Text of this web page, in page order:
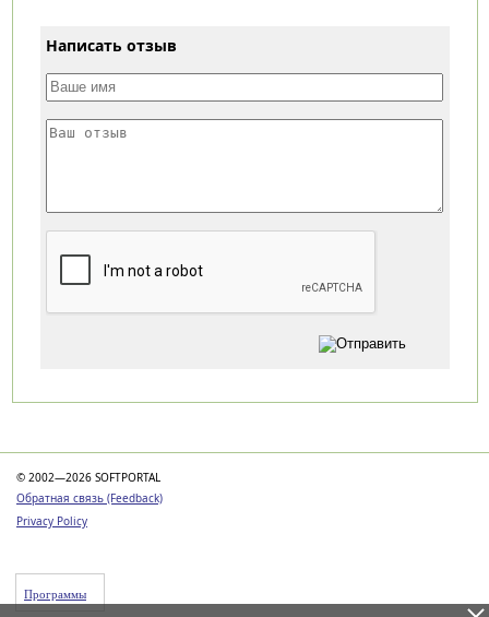
Написать отзыв
© 2002—2026 SOFTPORTAL
Обратная связь (Feedback)
Privacy Policy
Программы